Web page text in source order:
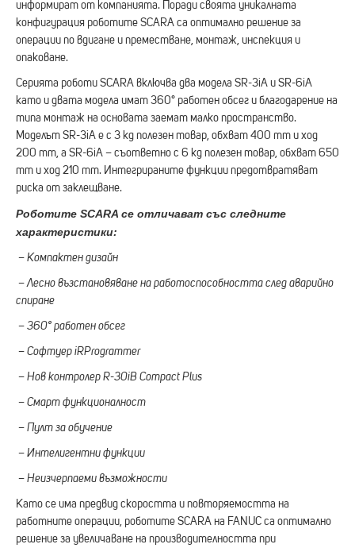
информират от компанията. Поради своята уникалната
конфигурация роботите SCARA са оптимално решение за
операции по вдигане и преместване, монтаж, инспекция и
опаковане.
Серията роботи SCARA включва два модела SR-3iA и SR-6iA
като и двата модела имат 360° работен обсег и благодарение на
типа монтаж на основата заемат малко пространство.
Моделът SR-3iA е с 3 kg полезен товар, обхват 400 mm и ход
200 mm, а SR-6iA – съответно с 6 kg полезен товар, обхват 650
mm и ход 210 mm. Интегрираните функции предотвратяват
риска от заклещване.
Роботите SCARA се отличават със следните
характеристики:
– Компактен дизайн
– Лесно възстановяване на работоспособността след аварийно
спиране
– 360° работен обсег
– Софтуер iRProgrammer
– Нов контролер R-30iB Compact Plus
– Смарт функционалност
– Пулт за обучение
– Интелигентни функции
– Неизчерпаеми възможности
Като се има предвид скоростта и повторяемостта на
работните операции, роботите SCARA на FANUC са оптимално
решение за увеличаване на производителността при